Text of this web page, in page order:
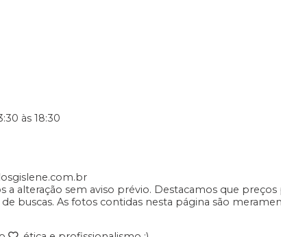
às 18:30
a alteração sem aviso prévio. Destacamos que
buscas. As fotos contidas nesta página são